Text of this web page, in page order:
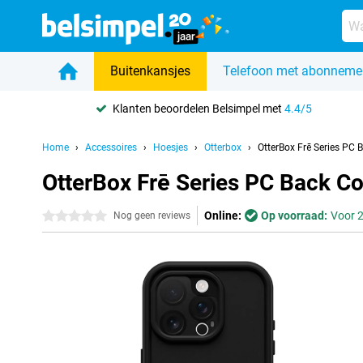
Buitenkansjes Telefoon met
Klanten beoordelen Belsimpel met4.4/5
Home Accessoires Hoesjes Otterbox OtterBox Frē Series PC
OtterBox Frē Series PC Back
0 sterren Nog geen reviews Online: Op voorraad: Voor